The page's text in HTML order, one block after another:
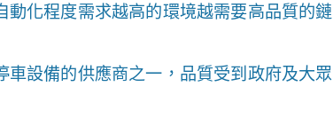
化程度需求越高的環境越需要高品質的鏈
設備的供應商之一，品質受到政府及大眾